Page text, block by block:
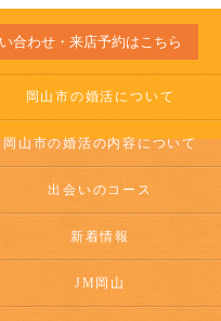
合わせ・来店予約はこちら
岡山市の婚活について
岡山市の婚活の内容について
出会いのコース
新着情報
JM岡山